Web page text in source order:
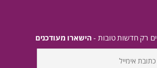
רק חדשות טובות - הישארו מעודכנים